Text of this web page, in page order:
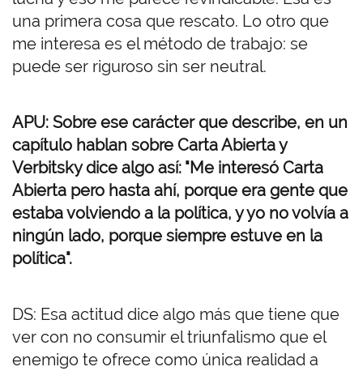
una primera cosa que rescato. Lo otro que
me interesa es el método de trabajo: se
puede ser riguroso sin ser neutral.
APU: Sobre ese carácter que describe, en un
capítulo hablan sobre Carta Abierta y
Verbitsky dice algo así: "Me interesó Carta
Abierta pero hasta ahí, porque era gente que
estaba volviendo a la política, y yo no volvía a
ningún lado, porque siempre estuve en la
política".
DS: Esa actitud dice algo más que tiene que
ver con no consumir el triunfalismo que el
enemigo te ofrece como única realidad a